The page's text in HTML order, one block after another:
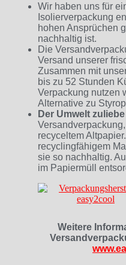
Wir haben uns für
Isolierverpackung
hohen Ansprüchen
nachhaltig ist.
Die
Versand unserer
Zusammen mit
bis zu 52 Stunden
Verpackung nutzen
Alternative zu
Der Umwelt zuliebe
recyceltem
recyclingfähigem
sie so nachhaltig.
im Papiermüll
Weitere